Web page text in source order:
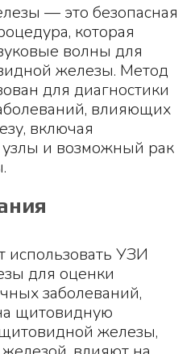
— это безопасная
которая
волны для
железы. Метод
для диагностики
влияющих
включая
и возможный рак
использовать УЗИ
для оценки
заболеваний,
щитовидную
железы,